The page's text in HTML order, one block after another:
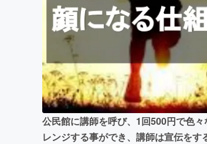
公民館に講師を呼び、1回500円で色
レンジする事ができ、講師は宣伝を